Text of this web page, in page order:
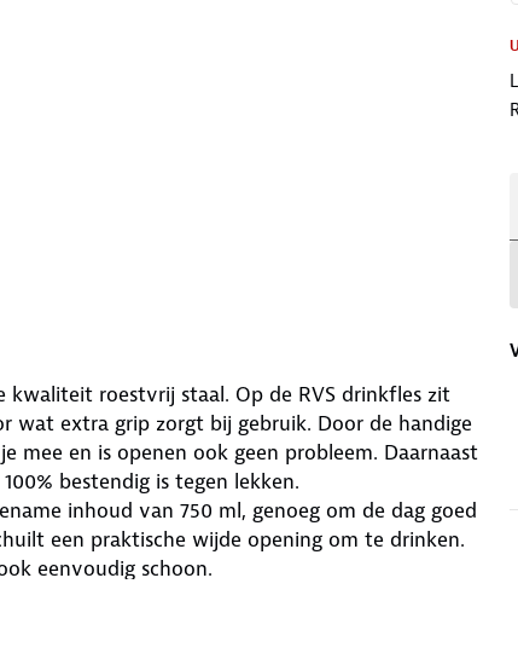
roestvrij staal. Op de RVS drinkfles zit
wat extra grip zorgt bij gebruik. Door de handige
mee en is openen ook geen probleem. Daarnaast
bestendig is tegen lekken.
inhoud van 750 ml, genoeg om de dag goed
een praktische wijde opening om te drinken.
eenvoudig schoon.